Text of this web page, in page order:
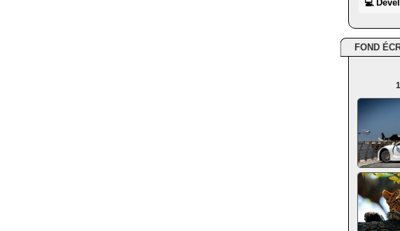
💻
FOND